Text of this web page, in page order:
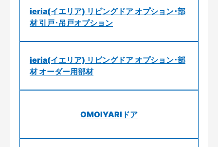
ieria(イエリア) リビングドア オプション･部
材 引戸･吊戸オプション
ieria(イエリア) リビングドア オプション･部
材 オーダー用部材
OMOIYARIドア